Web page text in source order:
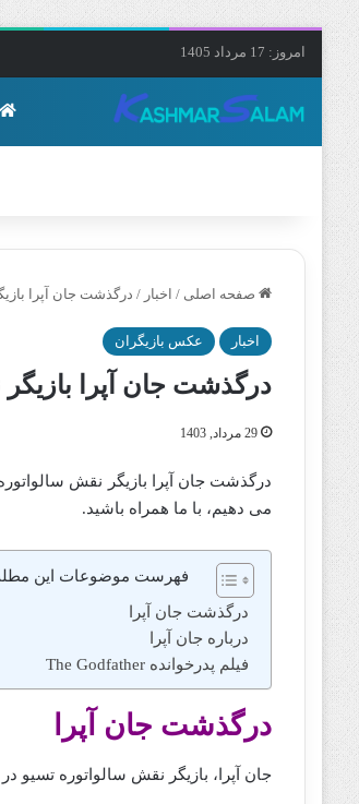
امروز: 17 مرداد 1405
صفحه اصلی / اخبار / درگذشت جان آپرا
اخبار عکس بازیگران
درگذشت جان آپرا بازیگر
29 مرداد, 1403
درگذشت جان آپرا بازیگر نقش
می دهیم، با ما همراه باشید.
فهرست موضوعات این
درگذشت جان آپرا
درباره جان آپرا
فیلم پدرخوانده The Godfather
درگذشت جان آپرا
جان آپرا، بازیگر نقش سالواتوره تسیو در